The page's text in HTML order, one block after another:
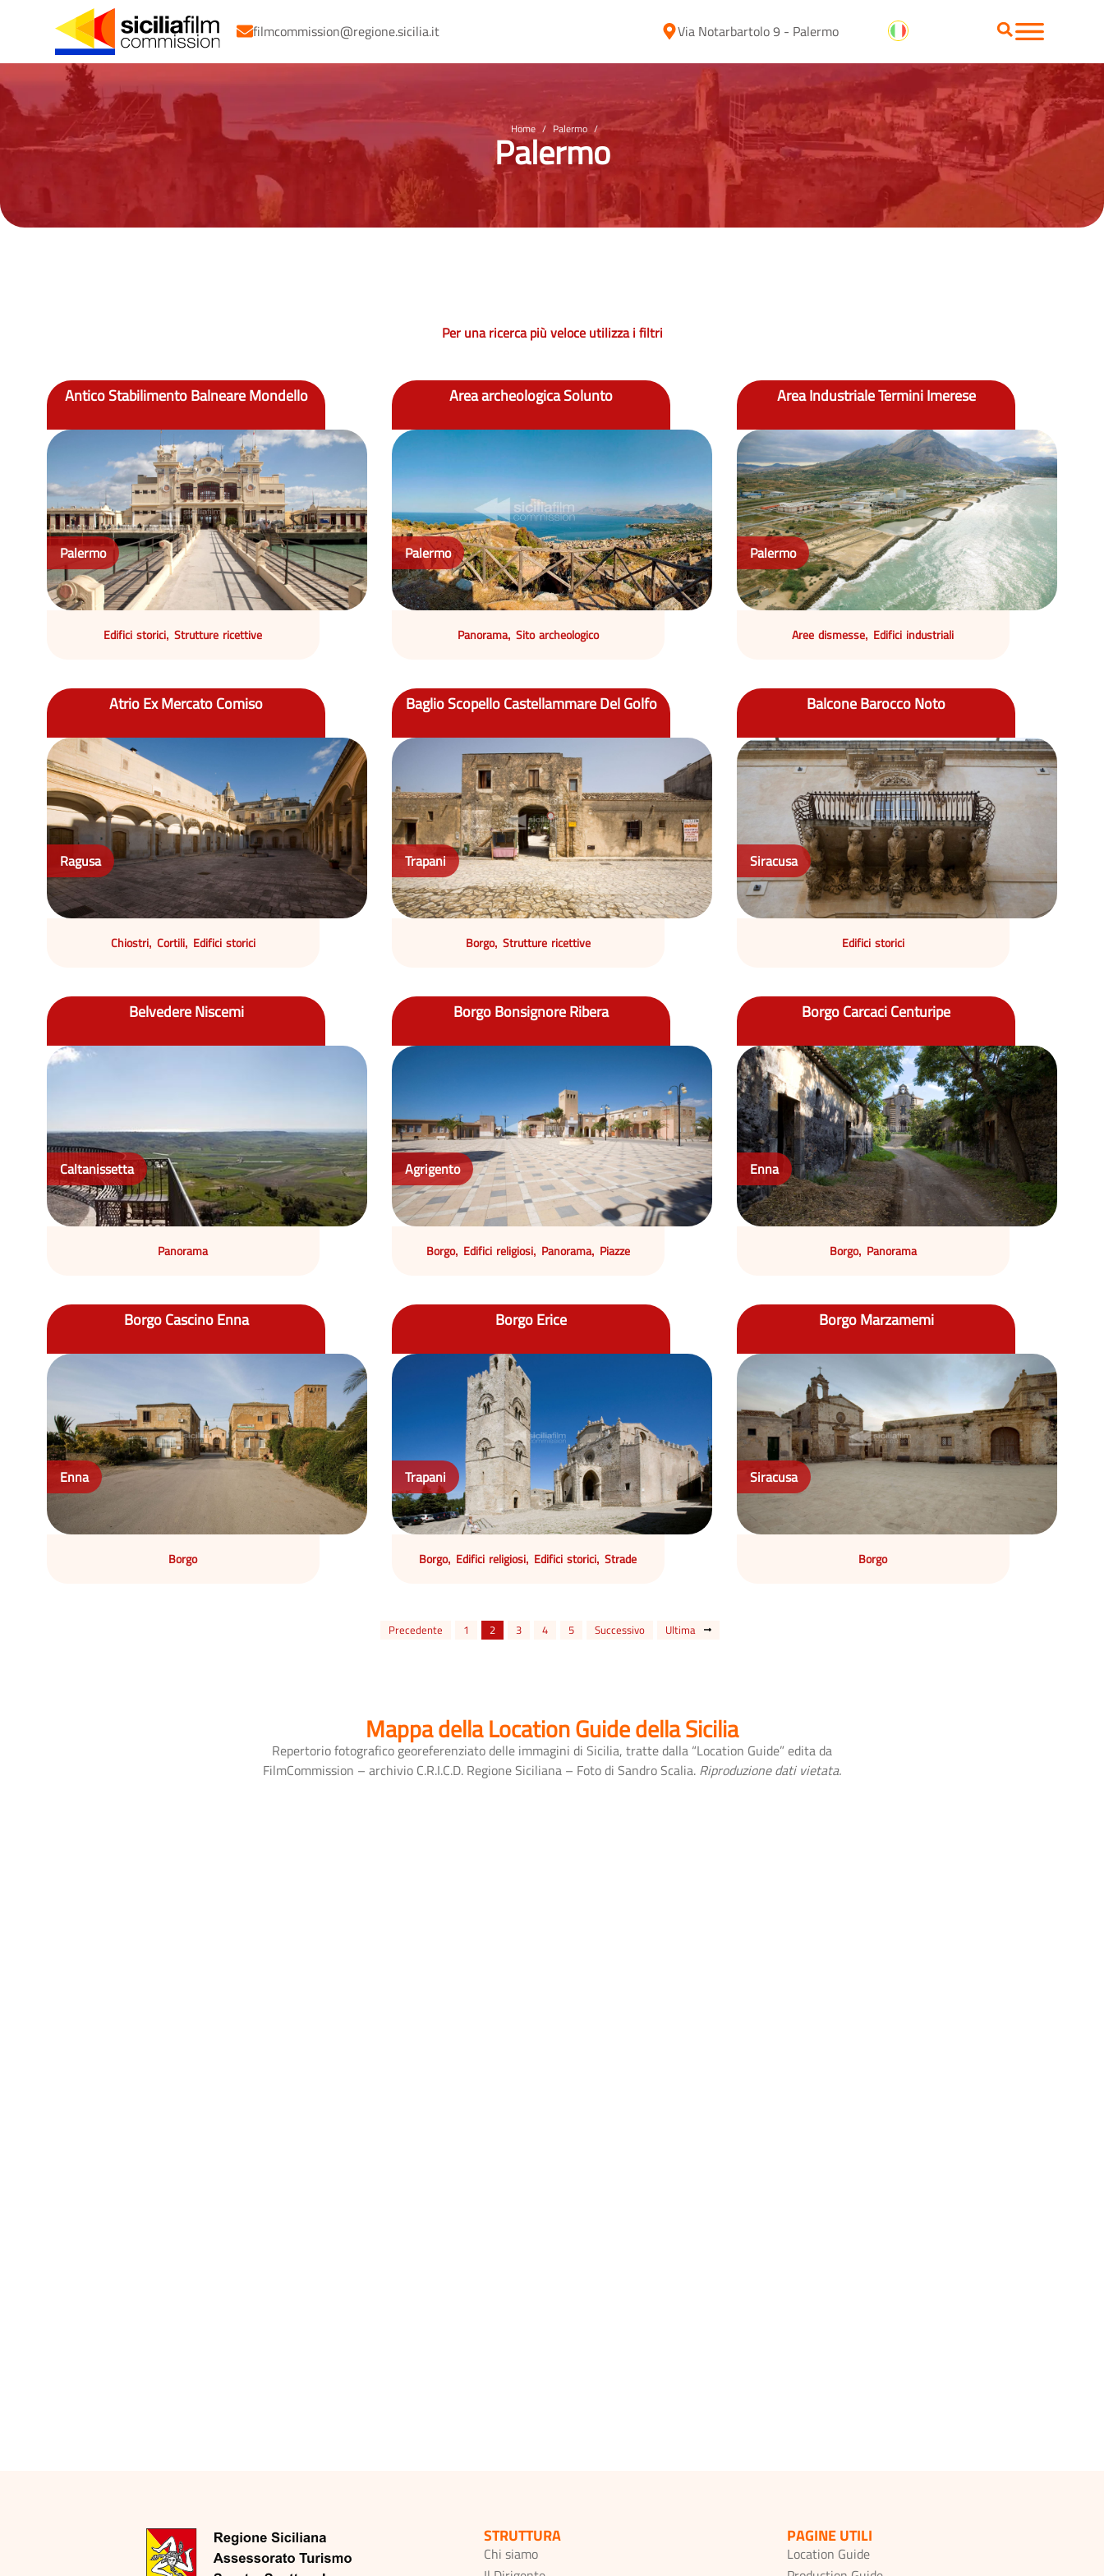
filmcommission@regione.sicilia.it Via Notarbartolo 9 - Palermo
Home / Palermo /
Palermo
Per una ricerca più veloce utilizza i filtri
Antico Stabilimento Balneare Mondello
Palermo
Edifici storici,Strutture ricettive
Area archeologica Solunto
Palermo
Panorama, Sito archeologico
Area Industriale Termini Imerese
Palermo
Aree dismesse, Edifici industriali
Atrio Ex Mercato Comiso
Ragusa
Chiostri, Cortili, Edifici storici
Baglio Scopello Castellammare Del Golfo
Trapani
Borgo, Strutture ricettive
Balcone Barocco Noto
Siracusa
Edifici storici
Belvedere Niscemi
Caltanissetta
Panorama
Borgo Bonsignore Ribera
Agrigento
Borgo, Edifici religiosi, Panorama, Piazze
Borgo Carcaci Centuripe
Enna
Borgo, Panorama
Borgo Cascino Enna
Enna
Borgo
Borgo Erice
Trapani
Borgo, Edifici religiosi, Edifici storici,Strade
Borgo Marzamemi
Siracusa
Borgo
Precedente 1 2 3 4 5 Successivo Ultima
Mappa della Location Guide della Sicilia
Repertorio fotografico georeferenziato delle immagini di Sicilia, tratte dalla “Location Guide” edita da
FilmCommission – archivio C.R.I.C.D. Regione Siciliana – Foto di Sandro Scalia. Riproduzione dati vietata.
STRUTTURA
Chi siamo
PAGINE UTILI
Location Guide